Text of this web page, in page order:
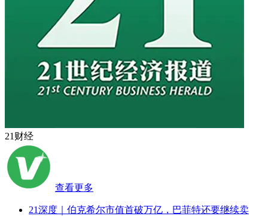
21财经
查看更多
21深度｜伯克希尔市值首破万亿，巴菲特还要继续卖